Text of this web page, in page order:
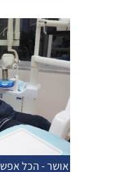
אושר - הכל